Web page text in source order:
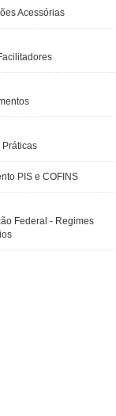
Acessórias
Práticas
PIS e COFINS
Federal - Regimes